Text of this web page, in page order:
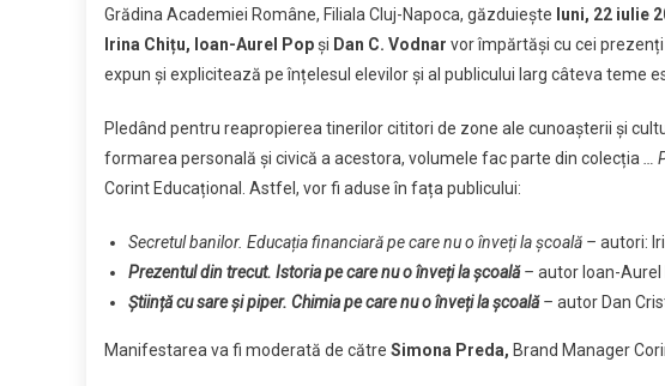
Academiei
din
Cluj.
nume
de
rezonanță
poveștile
cărților
pe
le-
Grădina Academiei Române, Filiala Cluj-Napoca, găzduiește luni, 22 iulie
Irina Chițu, Ioan-Aurel Popși Dan C. Vodnar vor împărtăși cu cei
expun și explicitează pe înțelesul elevilor și al publicului larg câteva teme
Pledând pentru reapropierea tinerilor cititori de zone ale cunoașterii și
formarea personală și civică a acestora, volumele fac parte din colecția
…
Corint Educațional. Astfel, vor fi aduse în fața publicului:
Secretul banilor. Educația financiară pe care nu o înveți la școală – autori:
Prezentul din trecut. Istoria pe care nu o înveți la școală– autor Ioan-Aurel
Știință cu sare și piper. Chimia pe care nu o înveți la școală– autor Dan
Manifestarea va fi moderată de către Simona Preda, Brand Manager